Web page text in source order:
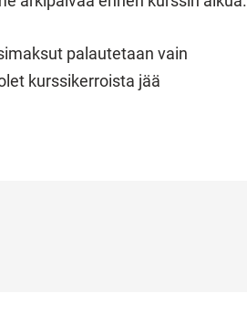
palautetaan vain
kurssikerroista jää